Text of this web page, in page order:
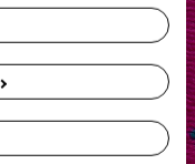
au plus
du pays.
nos studios
par email ou